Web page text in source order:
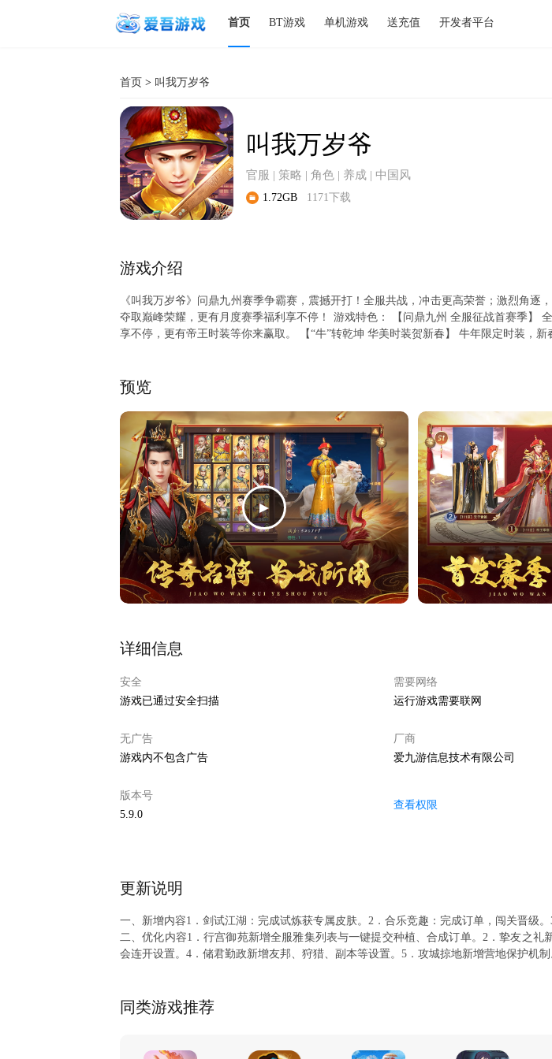
首页 BT游戏 单机游戏 送充值 开发者平台
首页 > 叫我万岁爷
叫我万岁爷
官服 | 策略 | 角色 | 养成 | 中国风
1.72GB 1171下载
游戏介绍
《叫我万岁爷》问鼎九州赛季争霸赛，震撼开打！全服共战，冲击更高荣誉；激烈角
夺取巅峰荣耀，更有月度赛季福利享不停！ 游戏特色： 【问鼎九州 全服征战首赛季】
享不停，更有帝王时装等你来赢取。 【“牛”转乾坤 华美时装贺新春】 牛年限定时装，新
预览
详细信息
安全
游戏已通过安全扫描
需要网络
运行游戏需要联网
无广告
游戏内不包含广告
厂商
爱九游信息技术有限公司
版本号
5.9.0
查看权限
更新说明
一、新增内容1．剑试江湖：完成试炼获专属皮肤。2．合乐竞趣：完成订单，闯关晋级
二、优化内容1．行宫御苑新增全服雅集列表与一键提交种植、合成订单。2．挚友之
会连开设置。4．储君勤政新增友邦、狩猎、副本等设置。5．攻城掠地新增营地保护机
同类游戏推荐